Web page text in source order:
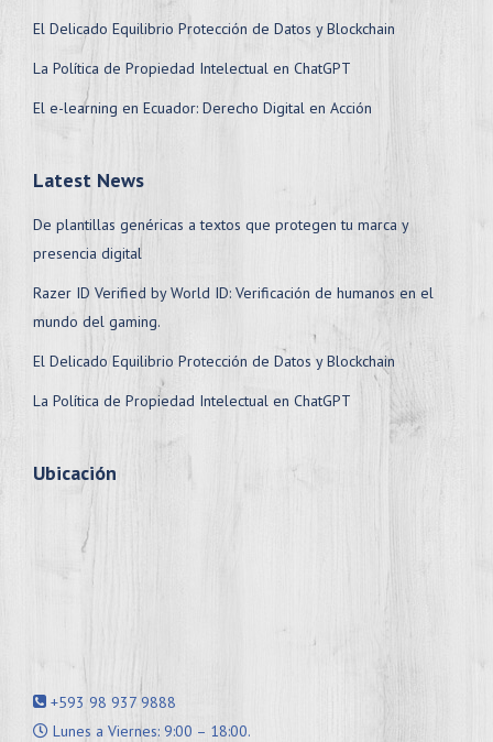
El Delicado Equilibrio Protección de Datos y Blockchain
La Política de Propiedad Intelectual en ChatGPT
El e-learning en Ecuador: Derecho Digital en Acción
Latest News
De plantillas genéricas a textos que protegen tu marca y
presencia digital
Razer ID Verified by World ID: Verificación de humanos en el
mundo del gaming.
El Delicado Equilibrio Protección de Datos y Blockchain
La Política de Propiedad Intelectual en ChatGPT
Ubicación
+593 98 937 9888
Lunes a Viernes: 9:00 – 18:00.